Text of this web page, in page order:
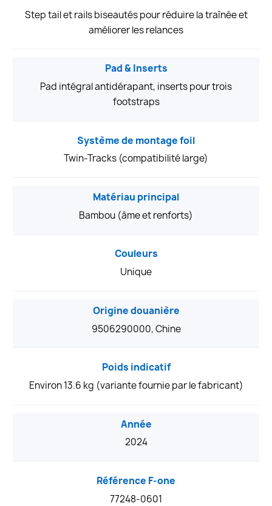
Step tail et rails biseautés pour réduire la traînée et
améliorer les relances
Pad & Inserts
Pad intégral antidérapant, inserts pour trois
footstraps
Système de montage foil
Twin-Tracks (compatibilité large)
Matériau principal
Bambou (âme et renforts)
Couleurs
Unique
Origine douanière
9506290000, Chine
Poids indicatif
Environ 13.6 kg (variante fournie par le fabricant)
Année
2024
Référence F-one
77248-0601